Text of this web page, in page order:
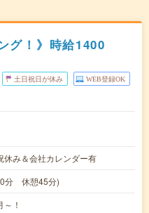
グ！》時給1400
土日祝日が休み WEB登録OK
み＆会社カレンダー有
分 休憩45分)
！